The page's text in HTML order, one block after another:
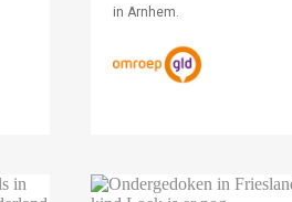
in Arnhem.